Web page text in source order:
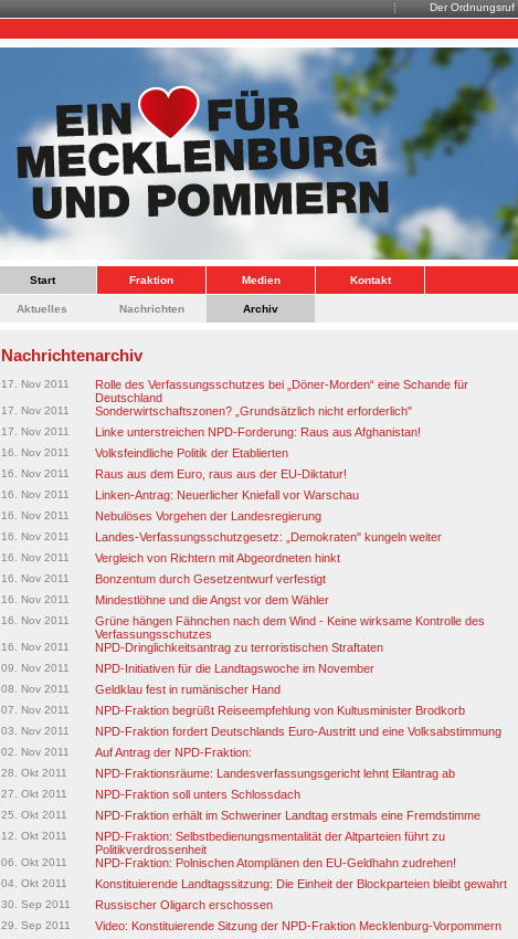
Der Ordnungsruf
Start Fraktion Medien Kontakt
Aktuelles Nachrichten Archiv
Nachrichtenarchiv
17. Nov 2011
Rolle des Verfassungsschutzes bei „Döner-Morden“ eine Schande für
Deutschland
17. Nov 2011 Sonderwirtschaftszonen? „Grundsätzlich nicht erforderlich"
17. Nov 2011 Linke unterstreichen NPD-Forderung: Raus aus Afghanistan!
16. Nov 2011 Volksfeindliche Politik der Etablierten
16. Nov 2011 Raus aus dem Euro, raus aus der EU-Diktatur!
16. Nov 2011 Linken-Antrag: Neuerlicher Kniefall vor Warschau
16. Nov 2011 Nebulöses Vorgehen der Landesregierung
16. Nov 2011 Landes-Verfassungsschutzgesetz: „Demokraten" kungeln weiter
16. Nov 2011 Vergleich von Richtern mit Abgeordneten hinkt
16. Nov 2011 Bonzentum durch Gesetzentwurf verfestigt
16. Nov 2011 Mindestlöhne und die Angst vor dem Wähler
16. Nov 2011
Grüne hängen Fähnchen nach dem Wind - Keine wirksame Kontrolle des
Verfassungsschutzes
16. Nov 2011 NPD-Dringlichkeitsantrag zu terroristischen Straftaten
09. Nov 2011 NPD-Initiativen für die Landtagswoche im November
08. Nov 2011 Geldklau fest in rumänischer Hand
07. Nov 2011 NPD-Fraktion begrüßt Reiseempfehlung von Kultusminister Brodkorb
03. Nov 2011 NPD-Fraktion fordert Deutschlands Euro-Austritt und eine Volksabstimmung
02. Nov 2011 Auf Antrag der NPD-Fraktion:
28. Okt 2011 NPD-Fraktionsräume: Landesverfassungsgericht lehnt Eilantrag ab
27. Okt 2011 NPD-Fraktion soll unters Schlossdach
25. Okt 2011 NPD-Fraktion erhält im Schweriner Landtag erstmals eine Fremdstimme
12. Okt 2011
NPD-Fraktion: Selbstbedienungsmentalität der Altparteien führt zu
Politikverdrossenheit
06. Okt 2011 NPD-Fraktion: Polnischen Atomplänen den EU-Geldhahn zudrehen!
04. Okt 2011 Konstituierende Landtagssitzung: Die Einheit der Blockparteien bleibt gewahrt
30. Sep 2011 Russischer Oligarch erschossen
29. Sep 2011 Video: Konstituierende Sitzung der NPD-Fraktion Mecklenburg-Vorpommern